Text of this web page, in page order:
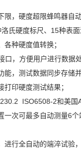
限，硬度超限蜂鸣器自动
氏硬度标尺、15种表面
各种硬度值转换；
口，方便用户进行数据处
能，测试数据同步存储并
印硬度测试结果；
ISO6508-2和美国
一次可最多自动测量6
进行全自动的端淬试验